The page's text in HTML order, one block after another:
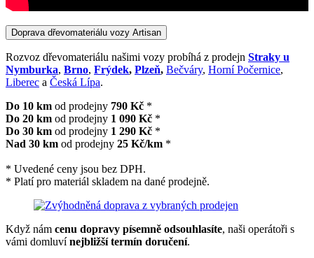
Doprava dřevomateriálu vozy Artisan
Rozvoz dřevomateriálu našimi vozy probíhá z prodejn Straky u
Nymburka, Brno, Frýdek, Plzeň, Bečváry, Horní Počernice,
Liberec a Česká Lípa.
Do 10 km od prodejny 790 Kč *
Do 20 km od prodejny 1 090 Kč *
Do 30 km od prodejny 1 290 Kč *
Nad 30 km od prodejny 25 Kč/km *
* Uvedené ceny jsou bez DPH.
* Platí pro materiál skladem na dané prodejně.
Když nám cenu dopravy písemně odsouhlasíte, naši operátoři s
vámi domluvínejbližší termín doručení.